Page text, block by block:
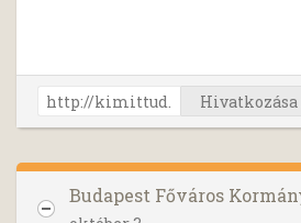
Hivatkozása
Budapest Főváros